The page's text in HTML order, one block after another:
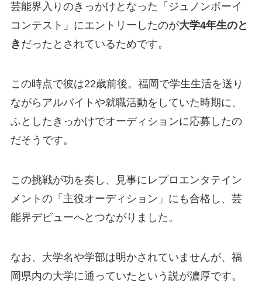
芸能界入りのきっかけとなった「ジュノンボーイ
コンテスト」にエントリーしたのが大学4年生のと
き だったとされているためです。
この時点で彼は22歳前後。福岡で学生生活を送り
ながらアルバイトや就職活動をしていた時期に、
ふとしたきっかけでオーディションに応募したの
だそうです。
この挑戦が功を奏し、見事にレプロエンタテイン
メントの「主役オーディション」にも合格し、芸
能界デビューへとつながりました。
なお、大学名や学部は明かされていませんが、福
岡県内の大学に通っていたという説が濃厚です。